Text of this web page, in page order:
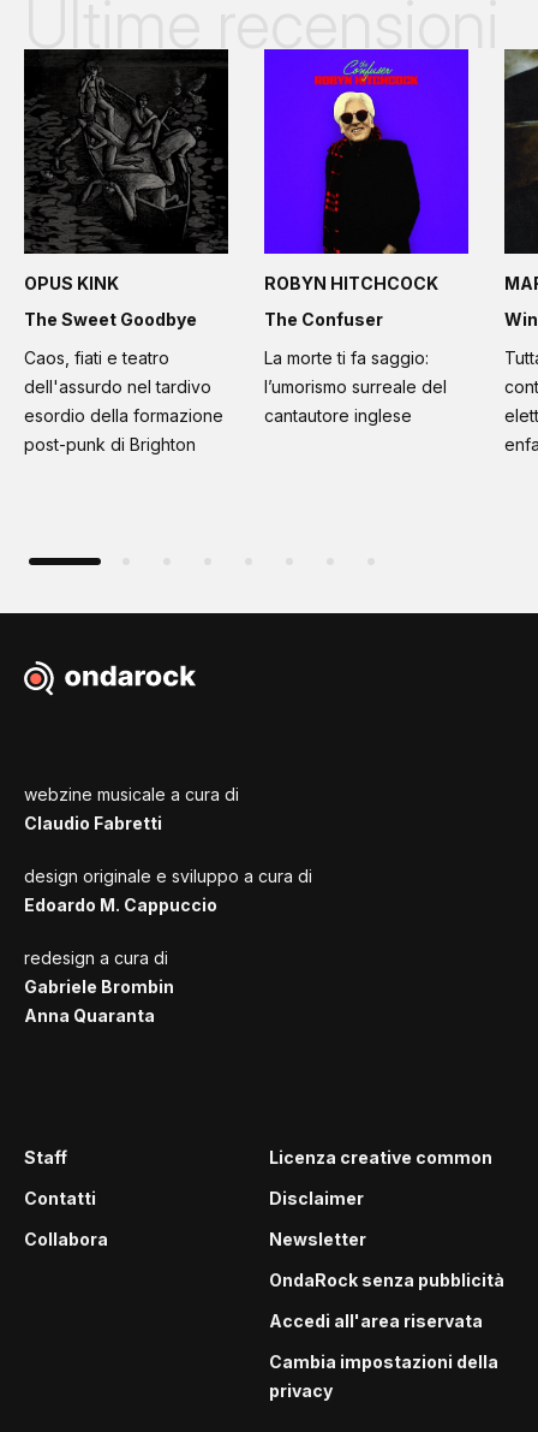
OPUS KINK
The Sweet Goodbye
Caos, fiati e teatro
dell'assurdo nel tardivo
esordio della formazione
post-punk di Brighton
ROBYN HITCHCOCK
The Confuser
La morte ti fa saggio:
l’umorismo surreale del
cantautore inglese
webzine musicale a cura di
Claudio Fabretti
design originale e sviluppo a cura di
Edoardo M. Cappuccio
redesign a cura di
Gabriele Brombin
Anna Quaranta
Staff
Contatti
Collabora
Licenza creative common
Disclaimer
Newsletter
OndaRock senza pubblicità
Accedi all'area riservata
Cambia impostazioni della
privacy